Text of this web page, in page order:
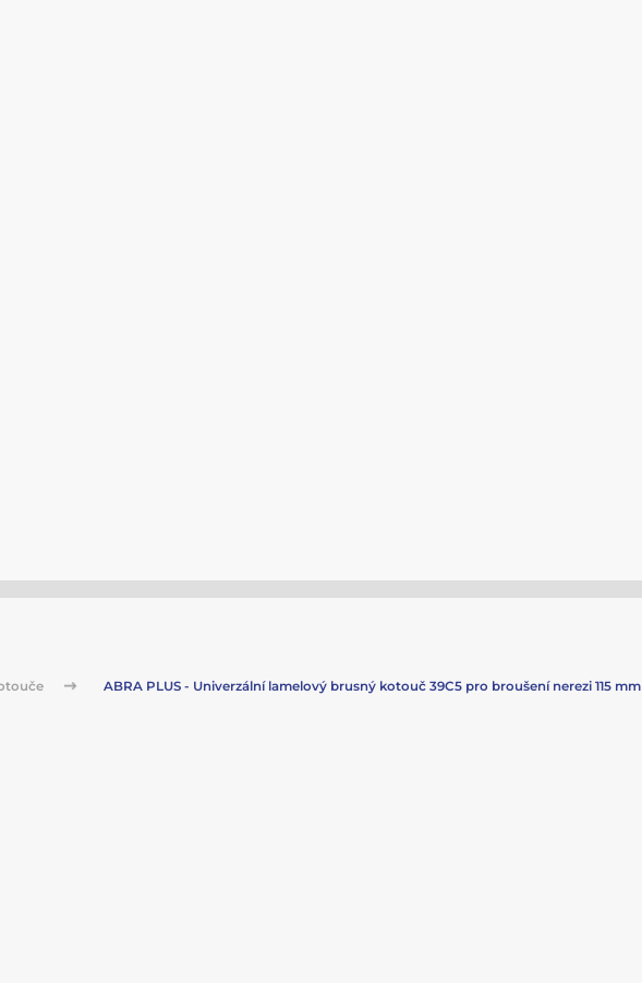
ABRA PLUS - Univerzální lamelový brusný kotouč 39C5 pro broušení nerezi 115 mm